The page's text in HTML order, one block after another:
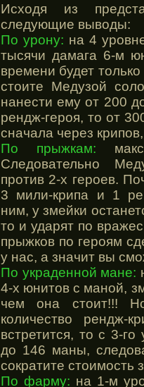
Исходя из
следующие выводы:
По урону: на 4
тысячи дамага 6-м
времени будет
стоите Медузой
нанести ему от 200
рендж-героя, то от
сначала через
По прыжкам:
Следовательно
против 2-х героев.
3 мили-крипа и 1
ним, у змейки
то и ударят по
прыжков по героям
у нас, а значит вы
По украденной мане:
4-х юнитов с маной,
чем она стоит!!!
количество
встретится, то с 3-
до 146 маны,
сократите стоимость
По фарму: на 1-м